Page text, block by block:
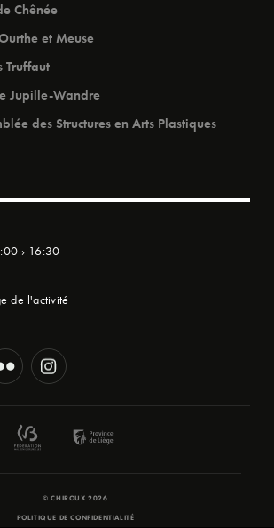
Chênée
et Meuse
Truffaut
Jupille-Wandre
des Structures en Arts Plastiques
› 16:30
de l'activité
© CHIROUX 2026
POLITIQUE DE CONFIDENTIALITÉ